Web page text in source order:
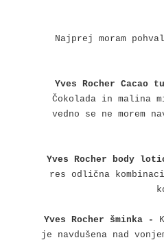
Najprej moram
Yves Rocher Cacao
Čokolada in malina
vedno se ne
Yves Rocher body
res odlična
Yves Rocher šminka -
je navdušena nad